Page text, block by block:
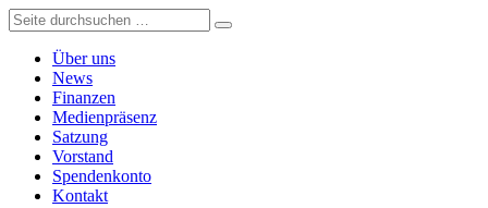
Über uns
News
Finanzen
Medienpräsenz
Satzung
Vorstand
Spendenkonto
Kontakt